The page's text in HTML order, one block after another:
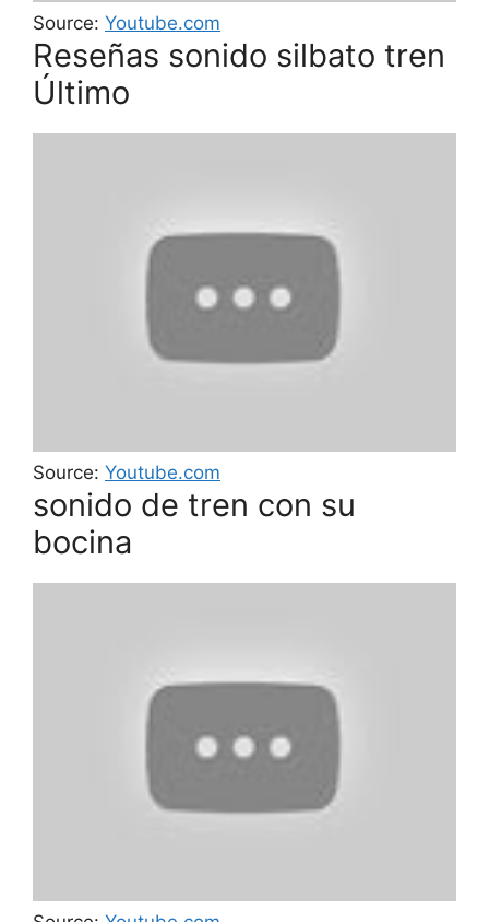
Source: Youtube.com
Reseñas sonido silbato tren
Último
Source: Youtube.com
sonido de tren con su
bocina